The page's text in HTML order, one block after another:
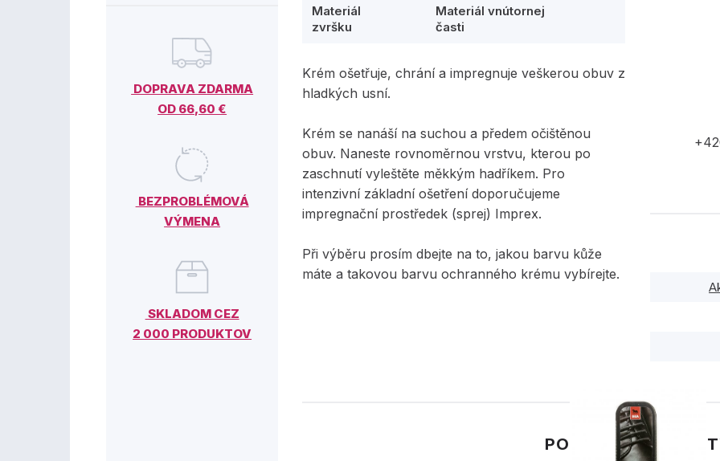
DOPRAVA ZDARMA
OD 66,60 €
BEZPROBLÉMOVÁ
VÝMENA
SKLADOM CEZ
2 000 PRODUKTOV
Materiál
zvršku
Materiál vnútornej
časti
Krém ošetřuje, chrání a impregnuje veškerou obuv z
hladkých usní.
Krém se nanáší na suchou a předem očištěnou
obuv. Naneste rovnoměrnou vrstvu, kterou po
zaschnutí vyleštěte měkkým hadříkem. Pro
intenzivní základní ošetření doporučujeme
impregnační prostředek (sprej) Imprex.
Při výběru prosím dbejte na to, jakou barvu kůže
máte a takovou barvu ochranného krému vybírejte.
PODOBNÉ